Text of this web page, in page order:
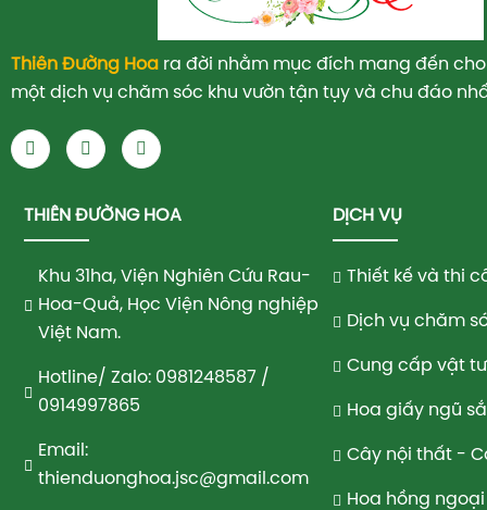
Thiên Đường Hoa ra đời nhằm mục đích mang đến
một dịch vụ chăm sóc khu vườn tận tụy và chu đáo
THIÊN ĐƯỜNG HOA
Khu 31ha, Viện Nghiên Cứu Rau-
Hoa-Quả, Học Viện Nông nghiệp
Việt Nam.
Hotline/ Zalo: 0981248587 /
0914997865
Email:
thienduonghoa.jsc@gmail.com
DỊCH VỤ
Thiết kế và thi
Dịch vụ chăm
Cung cấp vật
Hoa giấy ngũ
Cây nội thất -
Hoa hồng